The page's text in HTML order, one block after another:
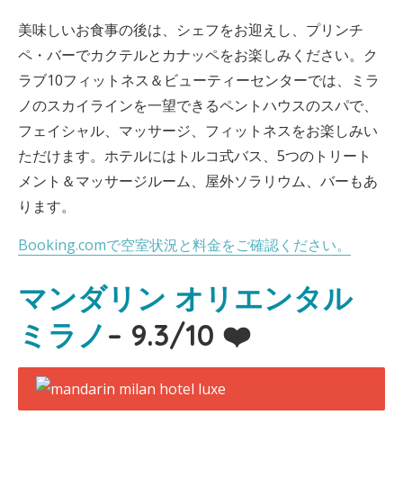
美味しいお食事の後は、シェフをお迎えし、プリンチ
ペ・バーでカクテルとカナッペをお楽しみください。ク
ラブ10フィットネス＆ビューティーセンターでは、ミラ
ノのスカイラインを一望できるペントハウスのスパで、
フェイシャル、マッサージ、フィットネスをお楽しみい
ただけます。ホテルにはトルコ式バス、5つのトリート
メント＆マッサージルーム、屋外ソラリウム、バーもあ
ります。
Booking.comで空室状況と料金をご確認ください。
マンダリン オリエンタル
ミラノ – 9.3/10 ❤️